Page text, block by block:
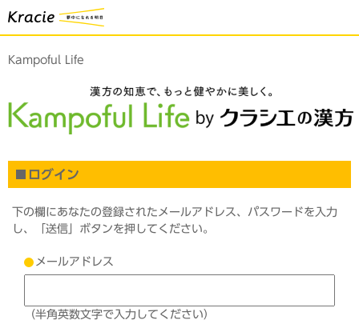
Kampoful Life
ログイン
下の欄にあなたの登録されたメールアドレス、パスワードを入力
し、「送信」ボタンを押してください。
メールアドレス
（半角英数文字で入力してください）